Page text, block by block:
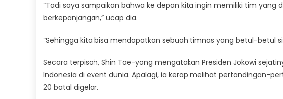
“Tadi saya sampaikan bahwa ke depan kita ingin memiliki tim yang
berkepanjangan,” ucap dia.
“Sehingga kita bisa mendapatkan sebuah timnas yang betul-betul
Secara terpisah, Shin Tae-yong mengatakan Presiden Jokowi
Indonesia di event dunia. Apalagi, ia kerap melihat pertandingan-
20 batal digelar.